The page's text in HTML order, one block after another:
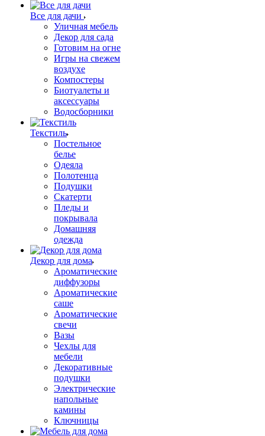
Все для дачи
Уличная мебель
Декор для сада
Готовим на огне
Игры на свежем
воздухе
Компостеры
Биотуалеты и
аксессуары
Водосборники
Текстиль
Постельное
белье
Одеяла
Полотенца
Подушки
Скатерти
Пледы и
покрывала
Домашняя
одежда
Декор для дома
Ароматические
диффузоры
Ароматические
саше
Ароматические
свечи
Вазы
Чехлы для
мебели
Декоративные
подушки
Электрические
напольные
камины
Ключницы